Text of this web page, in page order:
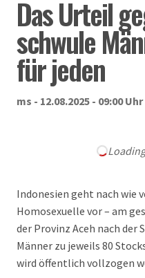
Das Urteil
schwule
für jeden
ms - 12.08.2025 - 09:00 Uhr
Indonesien geht nach wie
Homosexuelle vor – am
der Provinz Aceh nach der
Männer zu jeweils 80
wird öffentlich vollzogen